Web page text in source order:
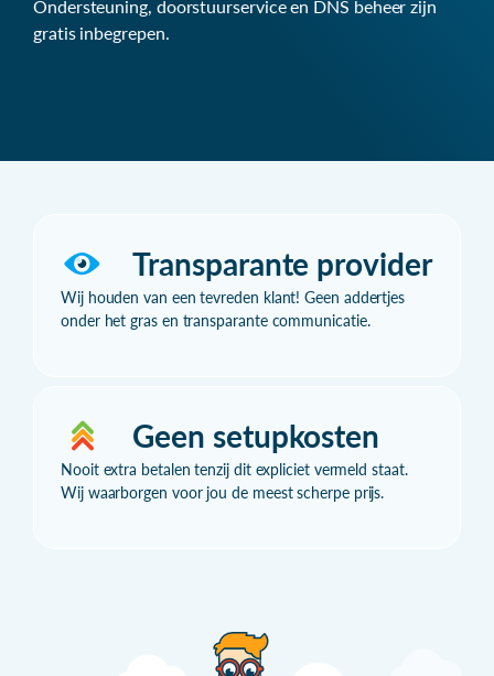
Ondersteuning, doorstuurservice en DNS beheer zijn
gratis inbegrepen.
Transparante provider
Wij houden van een tevreden klant! Geen addertjes
onder het gras en transparante communicatie.
Geen setupkosten
Nooit extra betalen tenzij dit expliciet vermeld staat.
Wij waarborgen voor jou de meest scherpe prijs.